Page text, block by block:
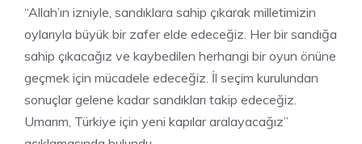
“Allah’ın izniyle, sandıklara sahip çıkarak milletimizin
oylarıyla büyük bir zafer elde edeceğiz. Her bir sandığa
sahip çıkacağız ve kaybedilen herhangi bir oyun önüne
geçmek için mücadele edeceğiz. İl seçim kurulundan
sonuçlar gelene kadar sandıkları takip edeceğiz.
Umarım, Türkiye için yeni kapılar aralayacağız”